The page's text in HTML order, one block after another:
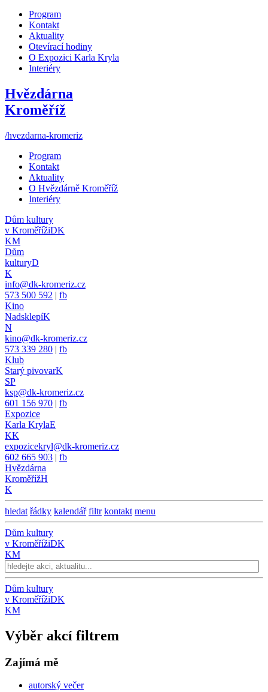
Program
Kontakt
Aktuality
Otevírací hodiny
O Expozici Karla Kryla
Interiéry
Hvězdárna
Kroměříž
/hvezdarna-kromeriz
Program
Kontakt
Aktuality
O Hvězdárně Kroměříž
Interiéry
Dům kultury
v KroměřížiDK
KM
Dům
kulturyD
K
info@dk-kromeriz.cz
573 500 592 | fb
Kino
NadsklepíK
N
kino@dk-kromeriz.cz
573 339 280 | fb
Klub
Starý pivovarK
SP
ksp@dk-kromeriz.cz
601 156 970 | fb
Expozice
Karla KrylaE
KK
expozicekryl@dk-kromeriz.cz
602 665 903 | fb
Hvězdárna
KroměřížH
K
hledat řádky kalendář filtr kontakt menu
Dům kultury
v KroměřížiDK
KM
Dům kultury
v KroměřížiDK
KM
Výběr akcí filtrem
Zajímá mě
autorský večer